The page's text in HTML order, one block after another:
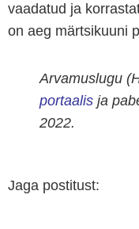
vaadatud ja
on aeg märtsikuuni
Arvamuslugu
portaalis ja
2022.
Jaga postitust: